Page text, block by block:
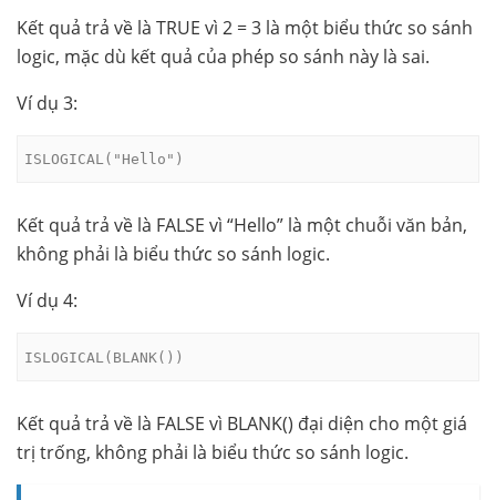
Kết quả trả về là TRUE vì 2 = 3 là một biểu thức so sánh
logic, mặc dù kết quả của phép so sánh này là sai.
Ví dụ 3:
ISLOGICAL("Hello")
Kết quả trả về là FALSE vì “Hello” là một chuỗi văn bản,
không phải là biểu thức so sánh logic.
Ví dụ 4:
ISLOGICAL(BLANK())
Kết quả trả về là FALSE vì BLANK() đại diện cho một giá
trị trống, không phải là biểu thức so sánh logic.